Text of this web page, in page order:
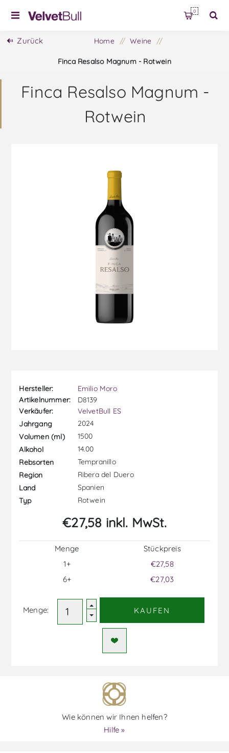
0
Zurück Home / Weine /
Finca Resalso Magnum - Rotwein
Finca Resalso Magnum -
Rotwein
Hersteller:
Emilio Moro
Artikelnummer:
D8139
Verkäufer:
VelvetBull ES
Jahrgang
2024
Volumen (ml)
1500
Alkohol
14.00
Rebsorten
Tempranillo
Region
Ribera del Duero
Land
Spanien
Typ
Rotwein
€27,58 inkl. MwSt.
Menge
1+
6+
Stückpreis
€27,58
€27,03
Menge: KAUFEN
Wie können wir Ihnen helfen?
Hilfe »